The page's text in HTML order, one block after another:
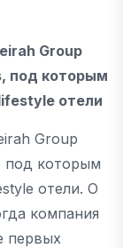
Group
под которым
отели
Group
под которым
отели. О
компания
первых